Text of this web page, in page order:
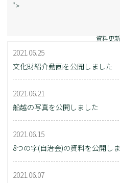
">
資料更
2021.06.25
文化財紹介動画を公開しました
2021.06.21
船越の写真を公開しました
2021.06.15
8つの字(自治会)の資料を公開し
2021.06.07